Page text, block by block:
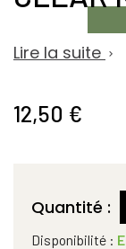
Lire la suite 
12,50 €
Quantité :
Disponibilité :